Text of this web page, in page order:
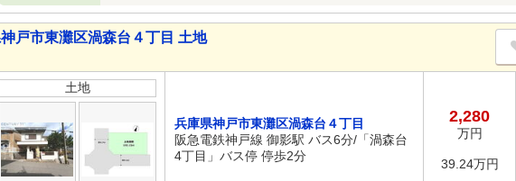
戸市東灘区渦森台４丁目 土地
土地
兵庫県神戸市東灘区渦森台４丁目
阪急電鉄神戸線 御影駅 バス6分/「渦森台
4丁目」バス停 停歩2分
2,280
万円
39.24万円